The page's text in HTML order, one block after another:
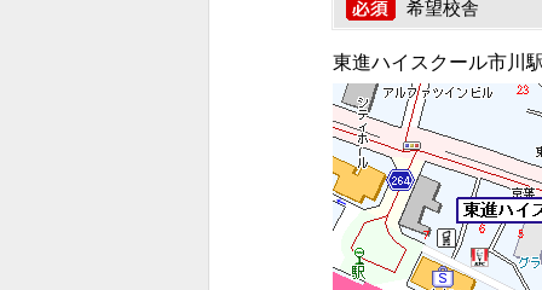
希望校舎
東進ハイスクール市川